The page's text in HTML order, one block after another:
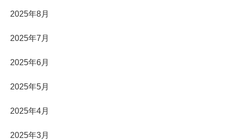
2025年8月
2025年7月
2025年6月
2025年5月
2025年4月
2025年3月